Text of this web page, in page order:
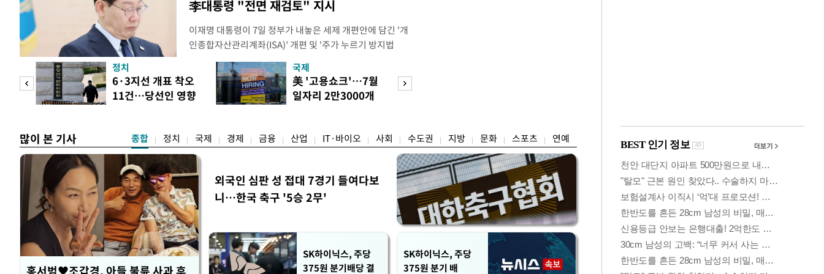
李대통령 "전면 재검토" 지시
이재명 대통령이 7일 정부가 내놓은 세제 개편안에 담긴 '개
인종합자산관리계좌(ISA)' 개편 및 '주가 누르기 방지법
안'을 전면 재검토 할 것을 지시했다. 이 대통령은 이날 참모
들과의 상황 점검 회의에서 ISA 개편 방안 및 주가 누르기 방
지법안을 둘러싼 투자자들의 반발 등에 대한 내용을 보고 받
았다. 이 자리에서 이 대통령은 ISA 개편안과
정치
6·3지선 개표 착오
11건…당선인 영향
국제
美 '고용쇼크'…7월
일자리 2만3000개
많이 본 기사 종합 정치 국제 경제 금융 산업 IT·바이오 사회 수도권 지방 문화 스포츠 연예
홍서범♥조갑경, 아들 불륜 사과 후
외국인 심판 성 접대 7경기 들여다보
니…한국 축구 '5승 2무'
SK하이닉스, 주당
375원 분기배당 결
SK하이닉스, 주당
375원 분기 배